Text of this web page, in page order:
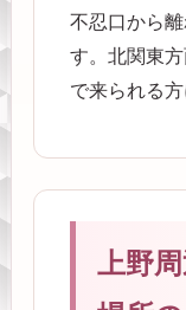
不忍口から
す。北関東
で来られる方
上野